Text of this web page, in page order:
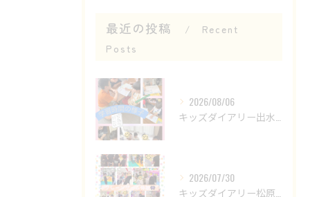
最近の投稿
Recent
Posts
2026/08/06
2026/07/30